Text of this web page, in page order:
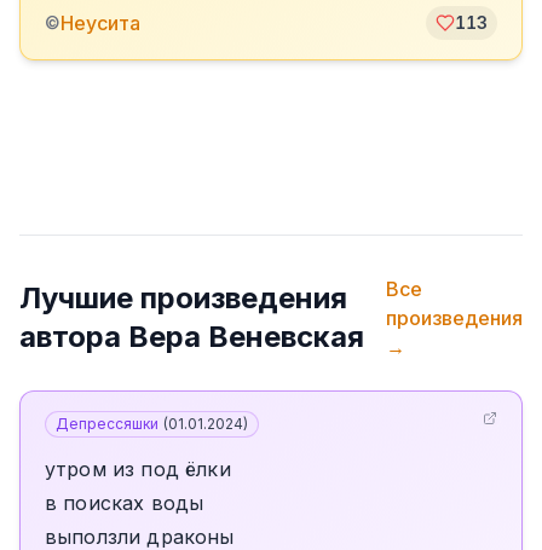
©Неусита 113
Лучшие произведения
автора Вера Веневская
Все
произведения
→
Депрессяшки (01.01.2024)
утром из под ёлки
в поисках воды
выползли драконы